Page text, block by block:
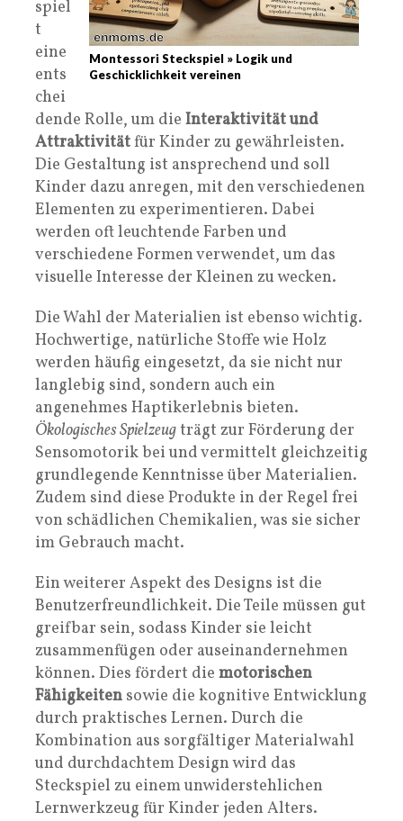
Montessori Steckspiel » Logik und
Geschicklichkeit vereinen
spiel
t
eine
ents
chei
dende Rolle, um die Interaktivität und
Attraktivitätfür Kinder zu gewährleisten.
Die Gestaltung ist ansprechend und soll
Kinder dazu anregen, mit den verschiedenen
Elementen zu experimentieren. Dabei
werden oft leuchtende Farben und
verschiedene Formen verwendet, um das
visuelle Interesse der Kleinen zu wecken.
Die Wahl der Materialien ist ebenso wichtig.
Hochwertige, natürliche Stoffe wie Holz
werden häufig eingesetzt, da sie nicht nur
langlebig sind, sondern auch ein
angenehmes Haptikerlebnis bieten.
Ökologisches Spielzeugträgt zur Förderung der
Sensomotorik bei und vermittelt gleichzeitig
grundlegende Kenntnisse über Materialien.
Zudem sind diese Produkte in der Regel frei
von schädlichen Chemikalien, was sie sicher
im Gebrauch macht.
Ein weiterer Aspekt des Designs ist die
Benutzerfreundlichkeit. Die Teile müssen gut
greifbar sein, sodass Kinder sie leicht
zusammenfügen oder auseinandernehmen
können. Dies fördert die motorischen
Fähigkeiten sowie die kognitive Entwicklung
durch praktisches Lernen. Durch die
Kombination aus sorgfältiger Materialwahl
und durchdachtem Design wird das
Steckspiel zu einem unwiderstehlichen
Lernwerkzeug für Kinder jeden Alters.